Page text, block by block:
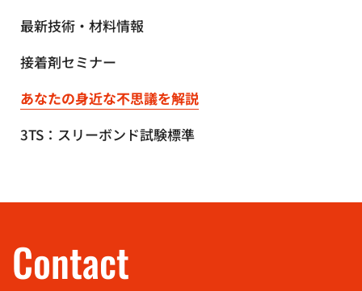
最新技術・材料情報
接着剤セミナー
あなたの身近な不思議を解説
3TS：スリーボンド試験標準
Contact